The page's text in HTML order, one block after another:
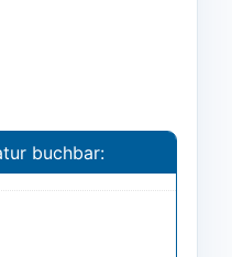
buchbar: